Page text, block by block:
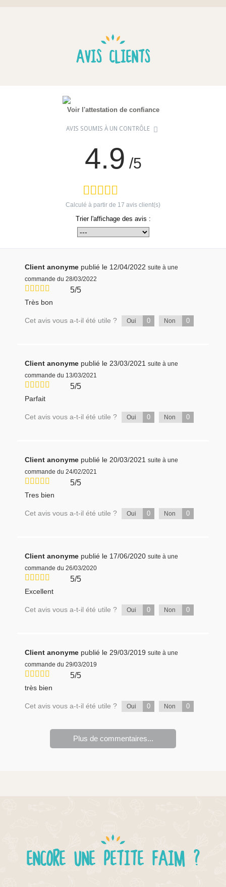
AVIS CLIENTS
Voir l'attestation de confiance
AVIS SOUMIS À UN CONTRÔLE
4.9 /5
Calculé à partir de 17 avis client(s)
Trier l'affichage des avis :
Client anonyme publié le 12/04/2022 suite à une
commande du 28/03/2022
5/5
Très bon
Cet avis vous a-t-il été utile ? Oui 0 Non 0
Client anonyme publié le 23/03/2021 suite à une
commande du 13/03/2021
5/5
Parfait
Cet avis vous a-t-il été utile ? Oui 0 Non 0
Client anonyme publié le 20/03/2021 suite à une
commande du 24/02/2021
5/5
Tres bien
Cet avis vous a-t-il été utile ? Oui 0 Non 0
Client anonyme publié le 17/06/2020 suite à une
commande du 26/03/2020
5/5
Excellent
Cet avis vous a-t-il été utile ? Oui 0 Non 0
Client anonyme publié le 29/03/2019 suite à une
commande du 29/03/2019
5/5
très bien
Cet avis vous a-t-il été utile ? Oui 0 Non 0
Plus de commentaires...
ENCORE UNE PETITE FAIM ?